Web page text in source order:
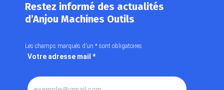
Restez informé des actualités
d’Anjou Machines Outils
Les champs marqués d’un * sont obligatoires
Votre adresse mail *